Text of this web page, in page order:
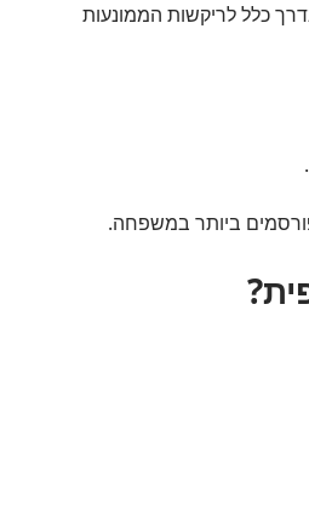
כלל לריקשות הממונעות
ביותר במשפחה.